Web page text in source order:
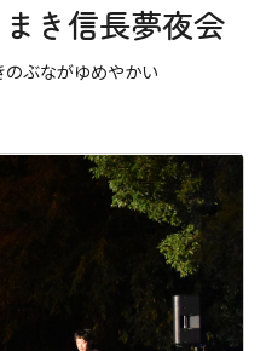
き信長夢夜会
ぶながゆめやかい